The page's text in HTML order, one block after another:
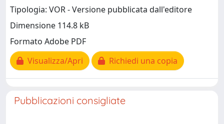
Tipologia: VOR - Versione pubblicata dall'editore
Dimensione 114.8 kB
Formato Adobe PDF
Visualizza/Apri
Richiedi una copia
Pubblicazioni consigliate